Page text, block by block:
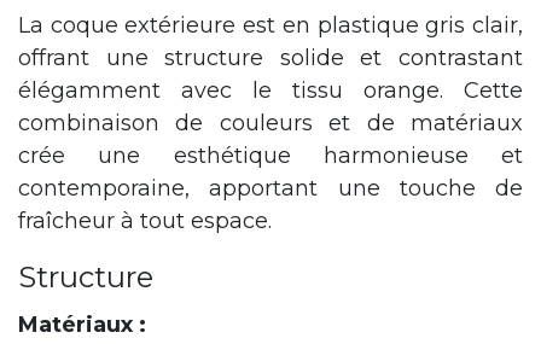
La coque extérieure est en plastique gris clair,
offrant une structure solide et contrastant
élégamment avec le tissu orange. Cette
combinaison de couleurs et de matériaux
crée une esthétique harmonieuse et
contemporaine, apportant une touche de
fraîcheur à tout espace.
Structure
Matériaux :